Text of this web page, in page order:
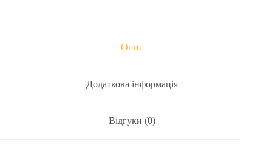
Опис
Додаткова інформація
Відгуки (0)